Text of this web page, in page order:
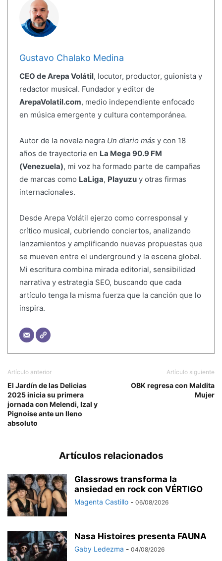
Gustavo Chalako Medina
CEO de Arepa Volátil, locutor, productor, guionista y
redactor musical. Fundador y editor de
ArepaVolatil.com, medio independiente enfocado
en música emergente y cultura contemporánea.
Autor de la novela negra Un diario más y con 18
años de trayectoria en La Mega 90.9 FM
(Venezuela), mi voz ha formado parte de campañas
de marcas como LaLiga, Playuzuy otras firmas
internacionales.
Desde Arepa Volátil ejerzo como corresponsal y
crítico musical, cubriendo conciertos, analizando
lanzamientos y amplificando nuevas propuestas que
se mueven entre el underground y la escena global.
Mi escritura combina mirada editorial, sensibilidad
narrativa y estrategia SEO, buscando que cada
artículo tenga la misma fuerza que la canción que lo
inspira.
Artículo anterior
El Jardín de las Delicias
2025 inicia su primera
jornada con Melendi, Izal y
Pignoise ante un lleno
absoluto
Artículo siguiente
OBK regresa con Maldita
Mujer
Artículos relacionados
Glassrows transforma la
ansiedad en rock con VÉRTIGO
Magenta Castillo - 06/08/2026
Nasa Histoires presenta FAUNA
Gaby Ledezma - 04/08/2026